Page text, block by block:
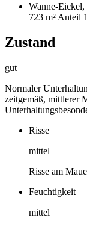
Wanne-
723 m² Anteil
Zustand
gut
Normaler
zeitgemäß, mittlerer
Risse
mittel
Risse am
Feuchtigkeit
mittel